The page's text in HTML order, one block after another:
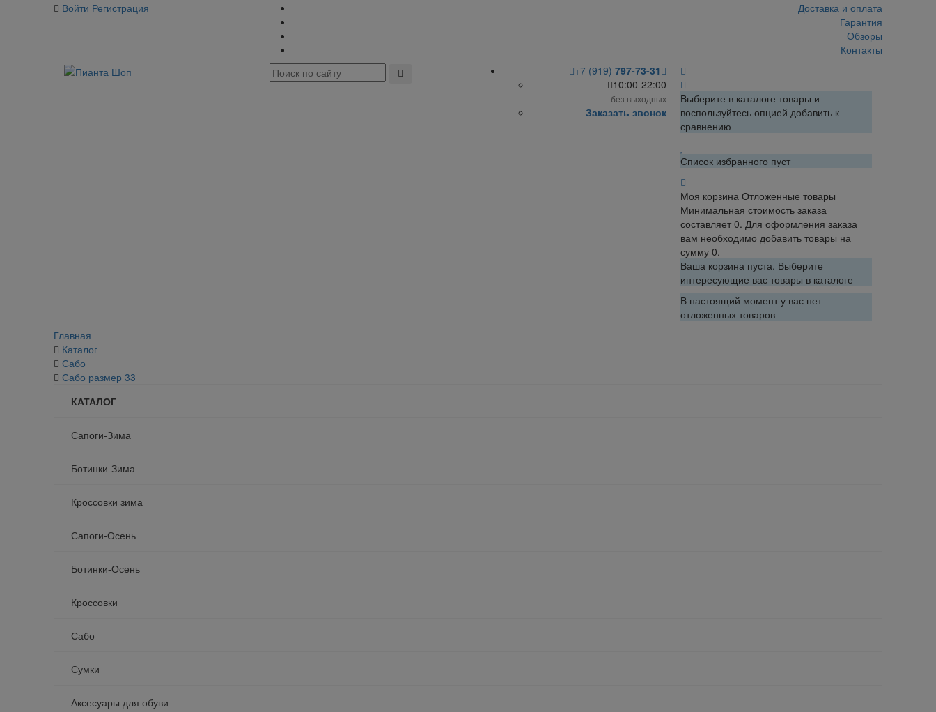
Войти Регистрация
Доставка и оплата
Гарантия
Обзоры
Контакты
+7 (919) 797-73-31
10:00-22:00
без выходных
Заказать звонок
Выберите в каталоге товары и
воспользуйтесь опцией добавить к
сравнению
Список избранного пуст
Моя корзина Отложенные товары
Минимальная стоимость заказа
составляет 0. Для оформления заказа
вам необходимо добавить товары на
сумму 0.
Ваша корзина пуста. Выберите
интересующие вас товары в каталоге
В настоящий момент у вас нет
отложенных товаров
Главная
Каталог
Сабо
Сабо размер 33
КАТАЛОГ
Сапоги-Зима
Ботинки-Зима
Кроссовки зима
Сапоги-Осень
Ботинки-Осень
Кроссовки
Сабо
Сумки
Аксесуары для обуви